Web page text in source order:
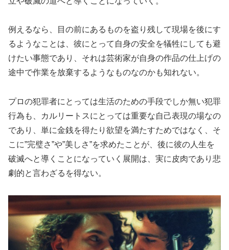
例えるなら、目の前にあるものを盗り残して現場を後にす
るようなことは、彼にとって自身の安全を犠牲にしても避
けたい事態であり、それは芸術家が自身の作品の仕上げの
途中で作業を放棄するようなものなのかも知れない。
プロの犯罪者にとっては生活のための手段でしか無い犯罪
行為も、カルリートスにとっては重要な自己表現の場なの
であり、単に金銭を得たり欲望を満たすためではなく、そ
こに”完璧さ”や”美しさ”を求めたことが、後に彼の人生を
破滅へと導くことになっていく展開は、実に皮肉であり悲
劇的と言わざるを得ない。